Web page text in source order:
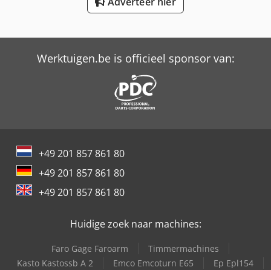
Versalift Vdt-170-F
Werktuigen.be is officieel sponsor van:
+49 201 857 861 80
+49 201 857 861 80
+49 201 857 861 80
Huidige zoek naar machines:
Faro Gage Faroarm
Timmermachines
Kasto Kastossb A 2
Emco Emcoturn E65
Ep Epl154